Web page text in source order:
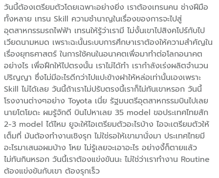
วันนี้ต้องเตรียมตัวโดยเฉพาะอย่างยิ่ง เราต้องเทรนคน ช่างฝีมือ
ทั้งหลาย เทรน Skill ความชำนาญในเรื่องของการจะไปสู่
อุตสาหกรรมรถไฟฟ้า เทรนให้รู้ว่าเรามี ไม่งั้นเขาไปสิงคโปร์กับไป
เวียดนามหมด เพราะฉะนั้นระบบการศึกษาเราต้องให้ความสำคัญใน
เรื่องยุทธศาสตร์ ในการใช้คนในอนาคตเพื่อมาทำต่อโลกอนาคต
อย่างไร เพื่อฝึกให้ไปตรงนั้น เราไม่ได้ทำ เรากำลังเร่งผลิตจำนวน
ปริญญา ซึ่งไม่มีอะไรดีกว่าไปแปะข้างฝาให้หล่อเท่านั้นเองเพราะ
Skill ไม่ได้เลย วันนี้ถ้าเราไม่ปรับตรงนี้เราก็ไม่ทันเขาหรอก วันนี้
โรงงานต่างๆอย่าง Toyota เนี่ย รัฐมนตรีอุตสาหกรรมบินไปเลย
นายโตโยดะ ผมรู้จักดี บินไปหาเลย 35 model ขอประเทศไทยสัก
2-3 model ได้ไหม ยูจะให้ไอเตรียมตัวอะไรบ้าง ไอจะเตรียมตัวให้
เต็มที่ มันต้องทำงานเชิงรุก ไม่ใช่รอให้เขามานั่งมา ประเทศไทยมี
อะไรมาเสนอผมบ้าง โหย ไม่รู้เลยจะเอาอะไร อย่างงี้ก็ตายแล้ว
ไม่ทันกินหรอก วันนี้เราต้องแข่งขันนะ ไม่ใช่ว่าเราทำงาน Routine
ต้องแข่งขันกับเขา ต้องรุกเร็ว